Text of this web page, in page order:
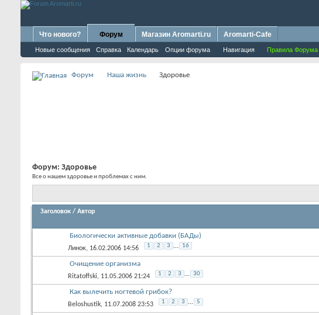
Что нового? Форум
Новые сообщения Справка Календарь Опции форума Навигация Правила Форума
Магазин Aromarti.ru Aromarti-Cafe
Форум Наша жизнь Здоровье
Форум: Здоровье
Все о нашем здоровье и проблемах с ним.
Заголовок / Автор
Биологически активные добавки (БАДы)
Линок, 16.02.2006 14:56 1 2 3 ... 16
Очищение организма
Ritatoffski, 11.05.2006 21:24 1 2 3 ... 30
Как вылечить ногтевой грибок?
Beloshustik, 11.07.2008 23:53 1 2 3 ... 5